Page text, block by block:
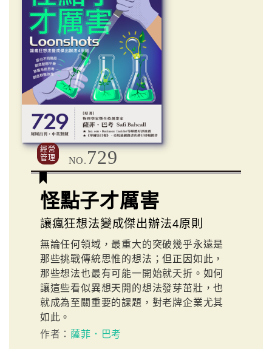
經營
管理
NO. 729
怪點子才厲害
讓瘋狂想法變成傑出辦法4原則
無論任何領域，最重大的突破幾乎永遠是
那些挑戰傳統思惟的想法；但正因如此，
那些想法也最有可能一開始就夭折。如何
讓這些看似異想天開的想法發芽茁壯，也
就成為至關重要的課題，對老牌企業尤其
如此。
作者： 薩菲．巴考